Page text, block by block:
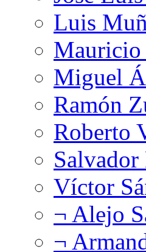
Luis
Mauricio
Miguel
Ramón
Roberto
Víctor
¬ Alejo
¬